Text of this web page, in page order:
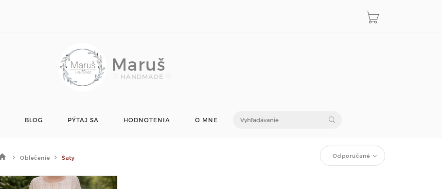
Maruš
♡ HANDMADE ♡
BLOG PÝTAJ SA HODNOTENIA O MNE
Oblečenie Šaty Odporúčané